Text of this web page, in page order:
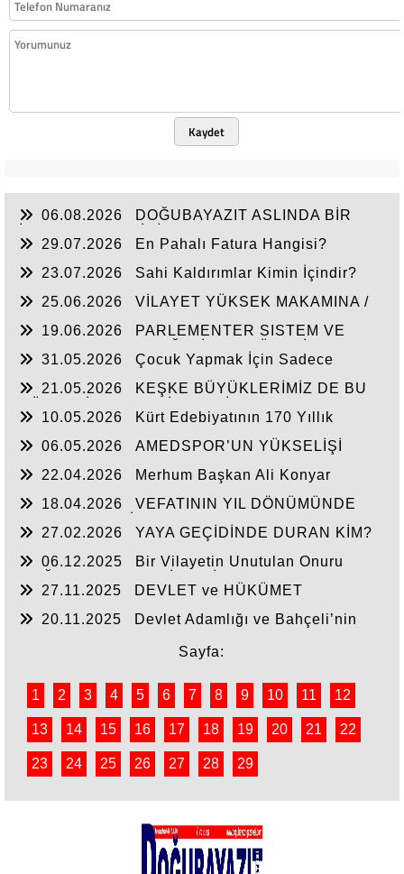
Kaydet
06.08.2026
DOĞUBAYAZIT ASLINDA BİR
29.07.2026
En Pahalı Fatura Hangisi?
23.07.2026
Sahi Kaldırımlar Kimin İçindir?
25.06.2026
VİLAYET YÜKSEK MAKAMINA /
19.06.2026
PARLEMENTER SISTEM VE
DEĞERLENDIRME
31.05.2026
Çocuk Yapmak İçin Sadece
21.05.2026
KEŞKE BÜYÜKLERİMİZ DE BU
10.05.2026
Kürt Edebiyatının 170 Yıllık
06.05.2026
AMEDSPOR’UN YÜKSELİŞİ
22.04.2026
Merhum Başkan Ali Konyar
18.04.2026
VEFATININ YIL DÖNÜMÜNDE
27.02.2026
YAYA GEÇİDİNDE DURAN KİM?
06.12.2025
Bir Vilayetin Unutulan Onuru
27.11.2025
DEVLET ve HÜKÜMET
20.11.2025
Devlet Adamlığı ve Bahçeli’nin
Sayfa:
1 2 3 4 5 6 7 8 9 10 11 12
13 14 15 16 17 18 19 20 21 22
23 24 25 26 27 28 29